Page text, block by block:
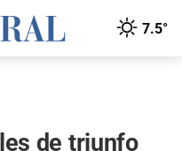
7.5°
de triunfo